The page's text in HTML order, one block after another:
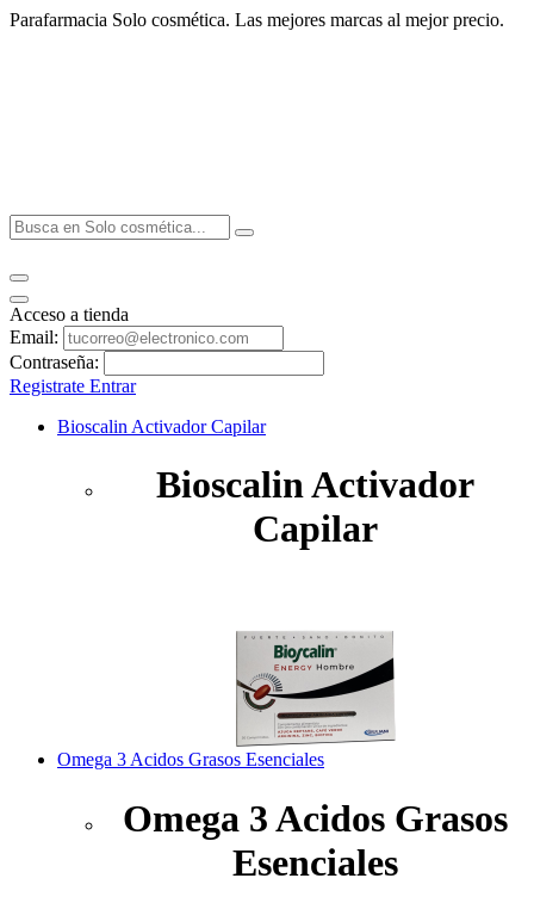
Parafarmacia Solo cosmética. Las mejores marcas al mejor precio.
Acceso a tienda
Email:
Contraseña:
Registrate Entrar
Bioscalin Activador Capilar
Bioscalin Activador
Capilar
Omega 3 Acidos Grasos Esenciales
Omega 3 Acidos Grasos
Esenciales